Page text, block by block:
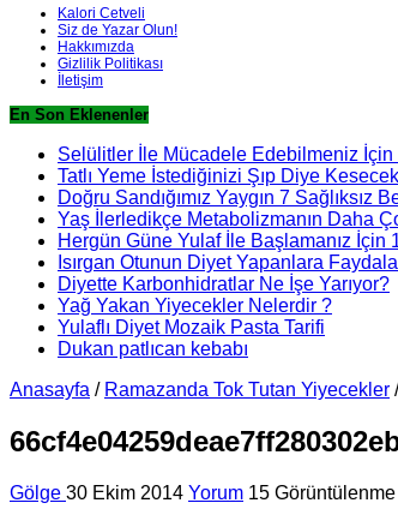
Kalori Cetveli
Siz de Yazar Olun!
Hakkımızda
Gizlilik Politikası
İletişim
En Son Eklenenler
Selülitler İle Mücadele Edebilmeniz
Tatlı Yeme İstediğinizi Şıp Diye
Doğru Sandığımız Yaygın 7 Sağlıksız
Yaş İlerledikçe Metabolizmanın Daha
Hergün Güne Yulaf İle Başlamanız İçin
Isırgan Otunun Diyet Yapanlara
Diyette Karbonhidratlar Ne İşe Yarıyor?
Yağ Yakan Yiyecekler Nelerdir ?
Yulaflı Diyet Mozaik Pasta Tarifi
Dukan patlıcan kebabı
Anasayfa / Ramazanda Tok Tutan Yiyecekler /
Gölge 30 Ekim 2014 Yorum 15 Görüntülenme